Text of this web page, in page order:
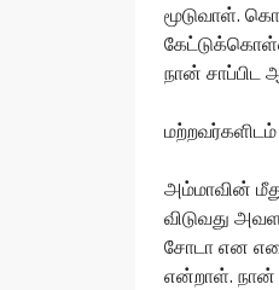
மூடுவாள்.
நான் சாப்பிட
மற்றவர்களிடம்
அம்மாவின்
விடுவது
சோடா என
என்றாள். நான்